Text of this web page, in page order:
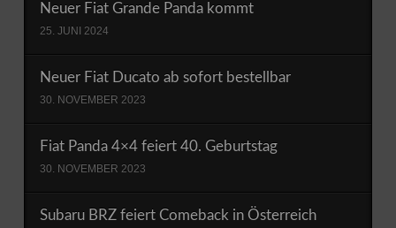
Neuer Fiat Grande Panda kommt
25. JUNI 2024
Neuer Fiat Ducato ab sofort bestellbar
30. NOVEMBER 2023
Fiat Panda 4×4 feiert 40. Geburtstag
30. NOVEMBER 2023
Subaru BRZ feiert Comeback in Österreich